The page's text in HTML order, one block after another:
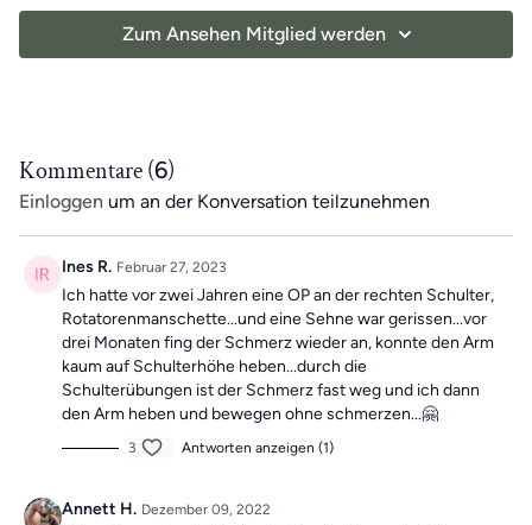
Zum Ansehen Mitglied werden
Kommentare (6)
Einloggen um an der Konversation teilzunehmen
Ines R. Februar 27, 2023
Ich hatte vor zwei Jahren eine OP an der rechten Schulter,
Rotatorenmanschette...und eine Sehne war gerissen...vor
drei Monaten fing der Schmerz wieder an, konnte den Arm
kaum auf Schulterhöhe heben...durch die
Schulterübungen ist der Schmerz fast weg und ich dann
den Arm heben und bewegen ohne schmerzen...🤗
3 Antworten anzeigen (1)
Annett H. Dezember 09, 2022